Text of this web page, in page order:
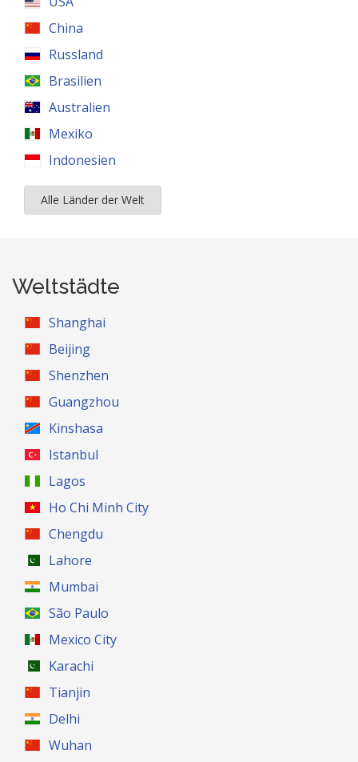
China
Russland
Brasilien
Australien
Mexiko
Indonesien
Alle Länder der Welt
Weltstädte
Shanghai
Beijing
Shenzhen
Guangzhou
Kinshasa
Istanbul
Lagos
Ho Chi Minh City
Chengdu
Lahore
Mumbai
São Paulo
Mexico City
Karachi
Tianjin
Delhi
Wuhan